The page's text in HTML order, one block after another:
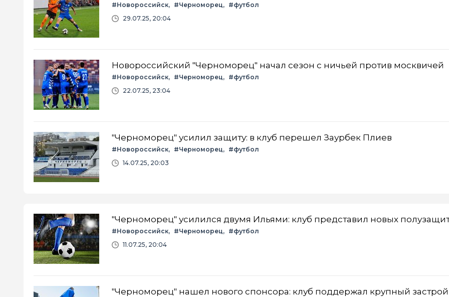
#Новороссийск #Черноморец
#футбол
29.07.25, 20:04
Новороссийский "Черноморец" начал сезон с ничьей против москвичей
#Новороссийск #Черноморец
#футбол
22.07.25, 23:04
"Черноморец" усилил защиту: в клуб перешел Заурбек Плиев
#Новороссийск #Черноморец
#футбол
14.07.25, 20:03
"Черноморец" усилился двумя Ильями: клуб представил новых
#Новороссийск #Черноморец
#футбол
11.07.25, 20:04
"Черноморец" нашел нового спонсора: клуб поддержал крупный